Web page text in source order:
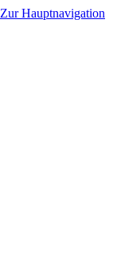
Zur Hauptnavigation